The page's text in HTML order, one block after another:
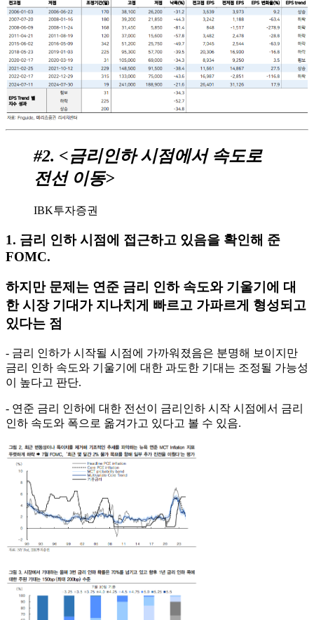
#2. <금리인하 시점에서 속도로
전선 이동>
IBK투자증권
1. 금리 인하 시점에 접근하고 있음을 확인해 준
FOMC.
하지만 문제는 연준 금리 인하 속도와 기울기에 대
한 시장 기대가 지나치게 빠르고 가파르게 형성되고
있다는 점
- 금리 인하가 시작될 시점에 가까워졌음은 분명해 보이지만
금리 인하 속도와 기울기에 대한 과도한 기대는 조정될 가능성
이 높다고 판단.
- 연준 금리 인하에 대한 전선이 금리인하 시작 시점에서 금리
인하 속도와 폭으로 옮겨가고 있다고 볼 수 있음.